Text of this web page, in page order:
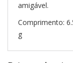
amigável.
Comprimento:
g